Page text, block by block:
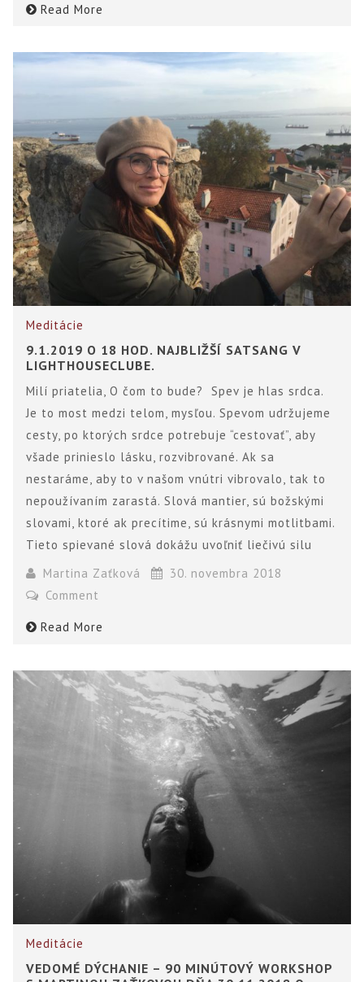
Read More
Meditácie
9.1.2019 O 18 HOD. NAJBLIŽŠÍ SATSANG V
LIGHTHOUSECLUBE.
Milí priatelia, O čom to bude? Spev je hlas srdca.
Je to most medzi telom, mysľou. Spevom udržujeme
cesty, po ktorých srdce potrebuje “cestovať”, aby
všade prinieslo lásku, rozvibrované. Ak sa
nestaráme, aby to v našom vnútri vibrovalo, tak to
nepoužívaním zarastá. Slová mantier, sú božskými
slovami, ktoré ak precítime, sú krásnymi motlitbami.
Tieto spievané slová dokážu uvoľniť liečivú silu
Martina Zaťková
30. novembra 2018
Comment
Read More
Meditácie
VEDOMÉ DÝCHANIE – 90 MINÚTOVÝ WORKSHOP